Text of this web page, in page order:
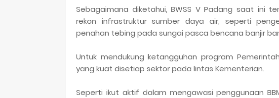
Sebagaimana diketahui, BWSS V Padang saat ini
rekon infrastruktur sumber daya air, seperti
penahan tebing pada sungai pasca bencana banjir
Untuk mendukung ketangguhan program
yang kuat disetiap sektor pada lintas Kementerian.
Seperti ikut aktif dalam mengawasi penggunaan